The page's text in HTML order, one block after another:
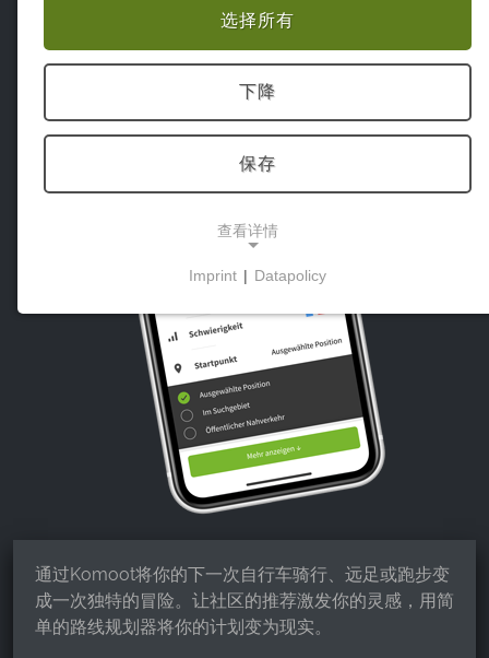
通过Komoot将你的下一次自行车骑行、远足或跑步变
成一次独特的冒险。让社区的推荐激发你的灵感，用简
单的路线规划器将你的计划变为现实。
选择所有
下降
保存
查看详情
这些cookies能够实现基本功能，是使用网站所必需
营销cookies被第三方用来显示个性化的广告。它们
通过跟踪各网站的访问者来实现这一目的。
Name:
_fbp, fr, _fbq, fbq
Imprint | Datapolicy